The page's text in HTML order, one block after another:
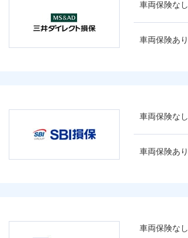
車両保険なし
車両保険あり
車両保険なし
車両保険あり
車両保険なし